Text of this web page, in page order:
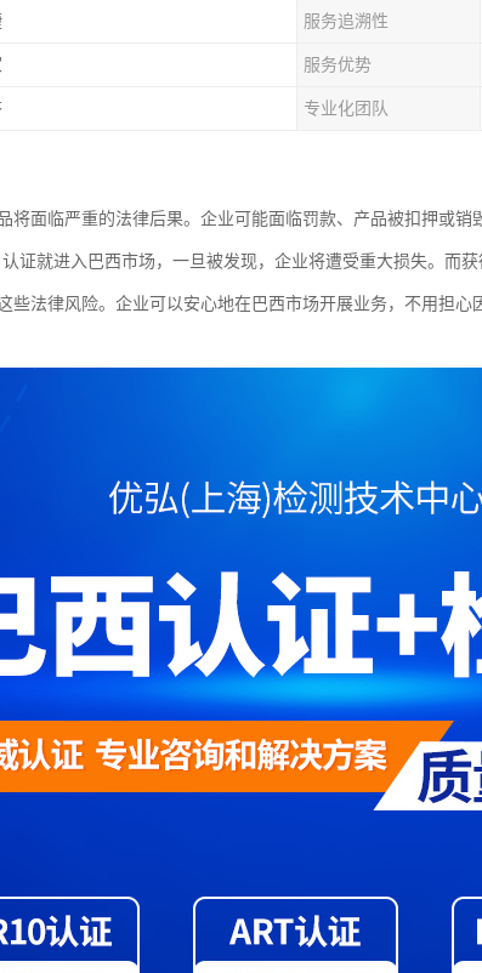
服务追溯性
服务优势
专业化团队
将面临严重的法律后果。企业可能面临罚款、产品被扣押或销
证就进入巴西市场，一旦被发现，企业将遭受重大损失。而
些法律风险。企业可以安心地在巴西市场开展业务，不用担